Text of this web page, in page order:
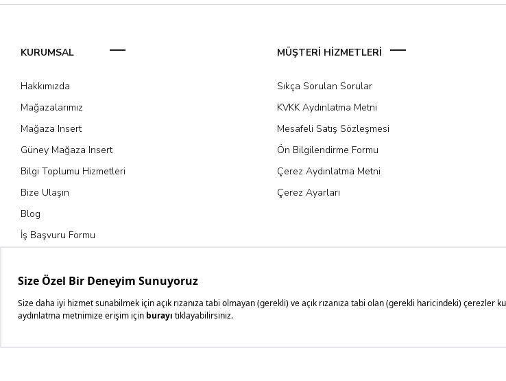
KURUMSAL
Hakkımızda
Mağazalarımız
Mağaza Insert
Güney Mağaza Insert
Bilgi Toplumu Hizmetleri
Bize Ulaşın
Blog
İş Başvuru Formu
MÜŞTERİ HİZMETLERİ
Sıkça Sorulan Sorular
KVKK Aydınlatma Metni
Mesafeli Satış Sözleşmesi
Ön Bilgilendirme Formu
Çerez Aydınlatma Metni
Çerez Ayarları